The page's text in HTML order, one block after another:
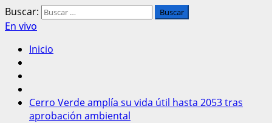
Buscar:
En vivo
Inicio
Cerro Verde amplía su vida útil hasta 2053 tras
aprobación ambiental